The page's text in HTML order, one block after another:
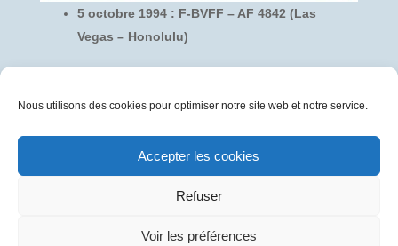
Nous utilisons des cookies pour optimiser notre site web et notre service.
Accepter les cookies
Refuser
Voir les préférences
5 octobre 1994 : F-BVFF – AF 4842 (Las
Vegas – Honolulu)
François RUDE, Commandant de bord
Eric ALBAR, Steward
Pli transporté à bord du F-BVFF